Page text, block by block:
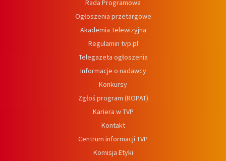
Rada Programowa
Ogłoszenia przetargowe
Akademia Telewizyjna
Regulamin tvp.pl
Telegazeta ogłoszenia
Informacje o nadawcy
Konkursy
Zgłoś program (ROPAT)
Kariera w TVP
Kontakt
Centrum informacji TVP
Komisja Etyki